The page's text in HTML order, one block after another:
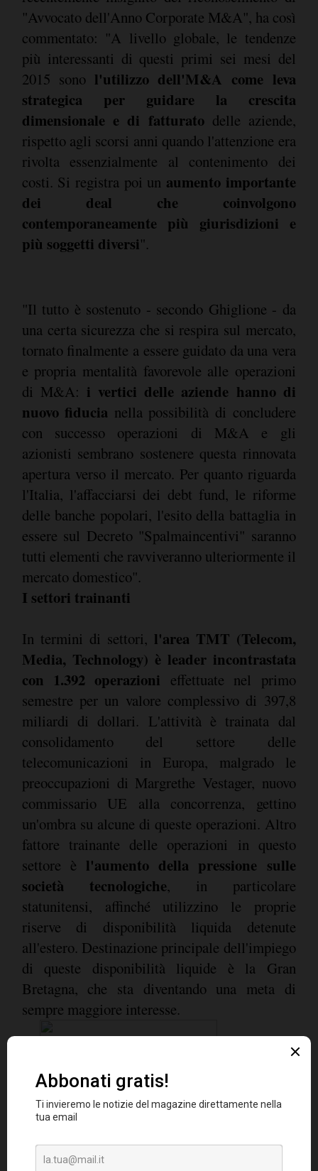
"Avvocato dell'Anno Corporate M&A", ha così
commentato: "A livello globale, le tendenze
più interessanti di questi primi sei mesi del
2015 sono l'utilizzo dell'M&A come leva
strategica per guidare la crescita
dimensionale e di fatturato delle aziende,
rispetto agli scorsi anni quando l'attenzione era
rivolta essenzialmente al contenimento dei
costi. Si registra poi un aumento importante
dei deal che coinvolgono
contemporaneamente più giurisdizioni e
più soggetti diversi".
"Il tutto è sostenuto - secondo Ghiglione - da
una certa sicurezza che si respira sul mercato,
tornato finalmente a essere guidato da una vera
e propria mentalità favorevole alle operazioni
di M&A: i vertici delle aziende hanno di
nuovo fiducia nella possibilità di concludere
con successo operazioni di M&A e gli
azionisti sembrano sostenere questa rinnovata
apertura verso il mercato. Per quanto riguarda
l'Italia, l'affacciarsi dei debt fund, le riforme
delle banche popolari, l'esito della battaglia in
essere sul Decreto "Spalmaincentivi" saranno
tutti elementi che ravviveranno ulteriormente il
mercato domestico".
I settori trainanti
In termini di settori, l'area TMT (Telecom,
Media, Technology) è leader incontrastata
con 1.392 operazioni effettuate nel primo
semestre per un valore complessivo di 397,8
miliardi di dollari. L'attività è trainata dal
consolidamento del settore delle
telecomunicazioni in Europa, malgrado le
preoccupazioni di Margrethe Vestager, nuovo
commissario UE alla concorrenza, gettino
un'ombra su alcune di queste operazioni. Altro
fattore trainante delle operazioni in questo
settore è l'aumento della pressione sulle
società tecnologiche, in particolare
statunitensi, affinché utilizzino le proprie
riserve di disponibilità liquida detenute
all'estero. Destinazione principale dell'impiego
di queste disponibilità liquide è la Gran
Bretagna, che sta diventando una meta di
sempre maggiore interesse.